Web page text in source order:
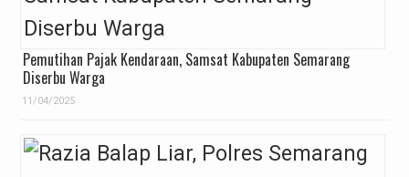
Pemutihan Pajak Kendaraan, Samsat Kabupaten Semarang
Diserbu Warga
11/04/2025